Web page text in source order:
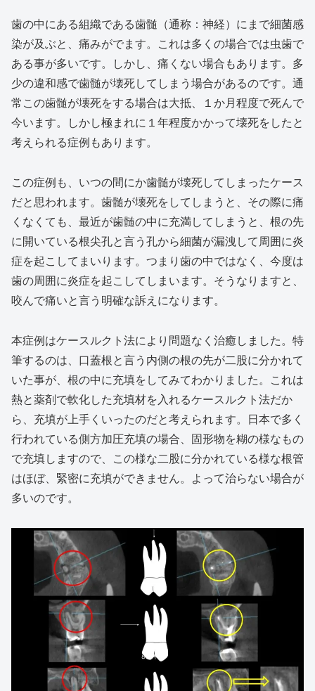
歯の中にある組織である歯髄（通称：神経）にまで細菌感
染が及ぶと、痛みがでます。これは多くの場合では虫歯で
ある事が多いです。しかし、痛くない場合もあります。多
少の違和感で歯髄が壊死してしまう場合があるのです。通
常この歯髄が壊死をする場合は大抵、１か月程度で死んで
今います。しかし極まれに１年程度かかって壊死をしたと
考えられる症例もあります。
この症例も、いつの間にか歯髄が壊死してしまったケース
だと思われます。歯髄が壊死をしてしまうと、その際に痛
くなくても、最近が歯髄の中に充満してしまうと、根の先
に開いている根尖孔と言う孔から細菌が漏洩して周囲に炎
症を起こしてまいります。つまり歯の中ではなく、今度は
歯の周囲に炎症を起こしてしまいます。そうなりますと、
咬んで痛いと言う明確な訴えになります。
本症例はケースルクト法により問題なく治癒しました。特
筆するのは、口蓋根と言う内側の根の先が二股に分かれて
いた事が、根の中に充填をしてみてわかりました。これは
熱と薬剤で軟化した充填材を入れるケースルクト法だか
ら、充填が上手くいったのだと考えられます。日本で多く
行われている側方加圧充填の場合、固形物を糊の様なもの
で充填しますので、この様な二股に分かれている様な根管
はほぼ、緊密に充填ができません。よって治らない場合が
多いのです。